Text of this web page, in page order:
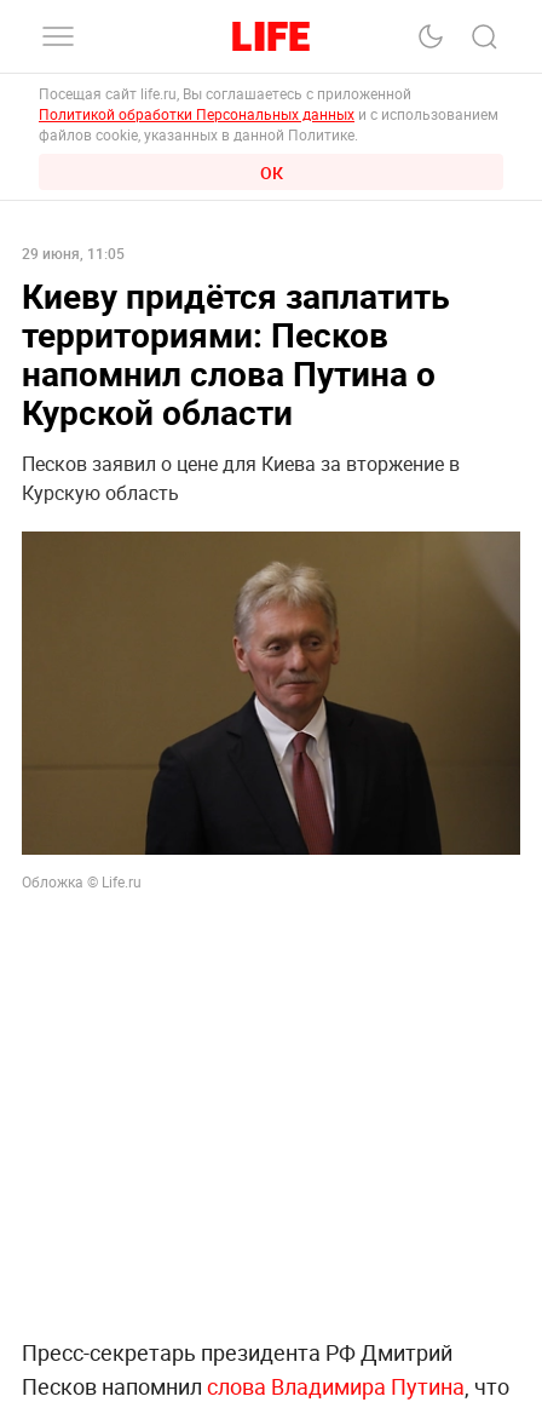
Посещая сайт life.ru, Вы соглашаетесь с приложенной
Политикой обработки Персональных данных и с использованием
файлов cookie, указанных в данной Политике.
ОК
29 июня, 11:05
Киеву придётся заплатить
территориями: Песков
напомнил слова Путина о
Курской области
Песков заявил о цене для Киева за вторжение в
Курскую область
Обложка © Life.ru
Пресс-секретарь президента РФ Дмитрий
Песков напомнил слова Владимира Путина , что